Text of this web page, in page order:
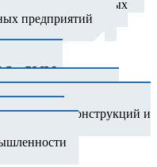
портов, транспортных
предприятий
«СММ»
комплекс,
металлоконструкций и